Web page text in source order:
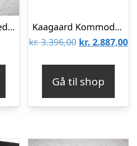
Zoe-kommode med 2 skuffer
Kaagaard Kommode med 3 Skuffer – Hvid med hjul : Erling Christensen Møbler
kr.3.396,00 Den
kr. 3.396,00.
kr. 2.887,00
Gå til shop